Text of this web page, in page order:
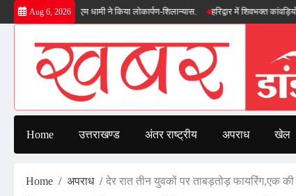
Skip
to
Aug 6, 2026
सीएम धामी ने किया लोकार्पण-शिलान्यास. हरिद्वार में शिवभक्त कांवड़ियों पर
Home उत्तराखण्ड अंतर राष्ट्रीय अपराध खेल
Home अपराध देर रात तीन युवकों पर ताबड़तोड़ फायरिंग,एक की